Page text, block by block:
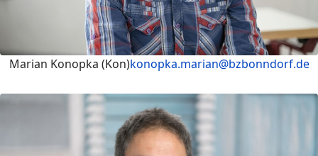
Marian Konopka (Kon)konopka.marian@bzbonndorf.de